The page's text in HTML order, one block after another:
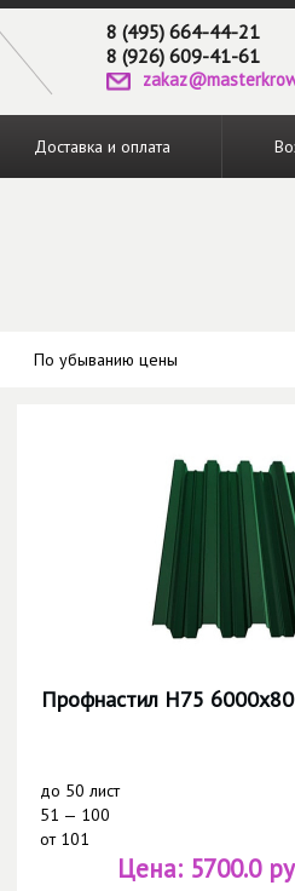
8 (495) 664-44-21
8 (926) 609-41-61
Доставка и оплата
По убыванию цены
Профнастил Н75
до 50 лист
51 — 100
от101
Цена: 5700.0